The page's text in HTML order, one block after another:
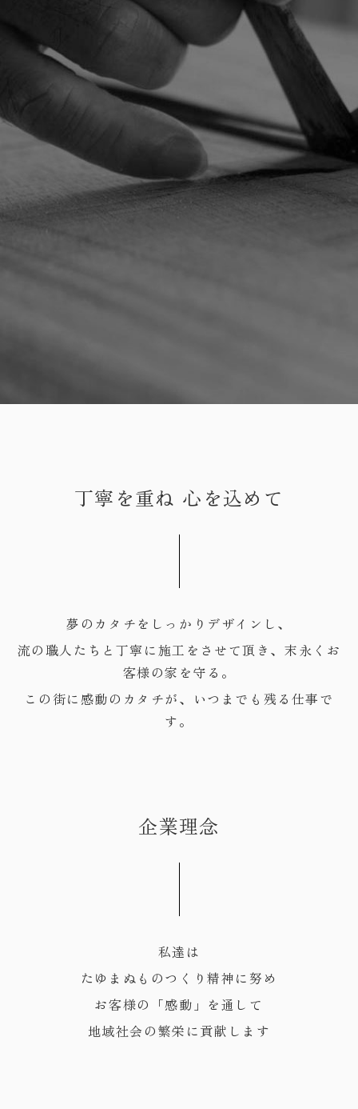
丁寧を重ね 心を込めて
夢のカタチをしっかりデザインし、
流の職人たちと丁寧に施工をさせて頂き、末永くお
客様の家を守る。
この街に感動のカタチが、いつまでも残る仕事で
す。
企業理念
私達は
たゆまぬものつくり精神に努め
お客様の「感動」を通して
地域社会の繁栄に貢献します